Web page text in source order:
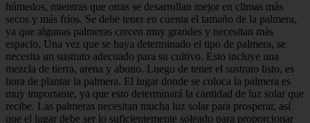
húmedos, mientras que otras se desarrollan mejor en climas más
secos y más fríos. Se debe tener en cuenta el tamaño de la palmera,
ya que algunas palmeras crecen muy grandes y necesitan más
espacio. Una vez que se haya determinado el tipo de palmera, se
necesita un sustrato adecuado para su cultivo. Esto incluye una
mezcla de tierra, arena y abono. Luego de tener el sustrato listo, es
hora de plantar la palmera. El lugar donde se coloca la palmera es
muy importante, ya que esto determinará la cantidad de luz solar que
recibe. Las palmeras necesitan mucha luz solar para prosperar, así
que el lugar debe ser lo suficientemente soleado para proporcionar